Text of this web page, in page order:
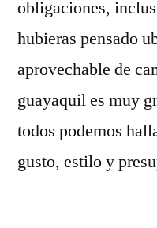
obligaciones,
hubieras pensado
aprovechable de
guayaquil es muy
todos podemos
gusto, estilo y